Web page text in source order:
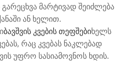
მარტივად შეიძლება
ან ხელით.
ბავშვის კვების თეფშებიხელს
რაც კვებას ნაკლებად
უფრო სასიამოვნოს ხდის.